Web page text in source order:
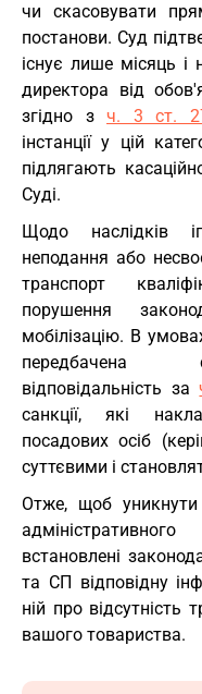
чи скасовувати
постанови. Суд
існує лише місяць і
директора від
згідно з ч. 3 ст.
інстанції у цій
підлягають
Суді.
Щодо наслідків
неподання або
транспорт
порушення
мобілізацію. В
передбачена
відповідальність за
санкції, які
посадових осіб
суттєвими і
Отже, щоб уникнути
встановлені
та СП відповідну
ній про відсутність
вашого товариства.